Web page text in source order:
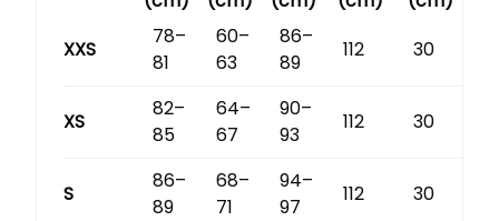
XXS
78–
81
60–
63
86–
89
112 30
XS
82–
85
64–
67
90–
93
112 30
S
86–
89
68–
71
94–
97
112 30